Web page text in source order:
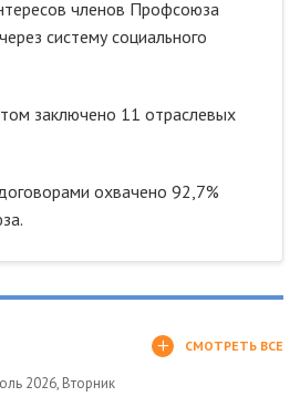
членов Профсоюза
систему социального
заключено 11 отраслевых
охвачено 92,7%
СМОТРЕТЬ ВСЕ
2026, Вторник